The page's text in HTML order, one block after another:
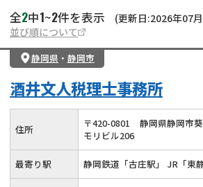
全2中1~2件を表示
(更新日:2026年07
並び順について
静岡県 ・ 静岡市
酒井文人税理士事務所
住所 〒420-0801
静岡県静岡市
モリビル206
最寄り駅 静岡鉄道「古庄駅」 JR「東